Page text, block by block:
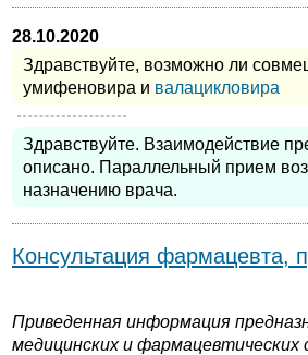
28.10.2020
Здравствуйте, возможно ли
умифеновира и валацикловира
Здравствуйте. Взаимодействие
описано. Параллельный прием
назначению врача.
Консультация фармацевта,
Приведенная информация
медицинских и фармацевтических